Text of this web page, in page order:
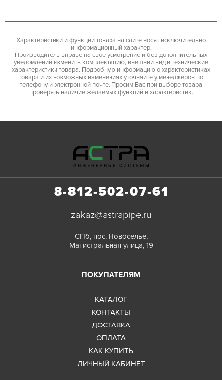
Характеристики и функции товара на сайте носят исключительно
информационный характер.
Производитель вправе на свое усмотрение и без дополнительных
уведомлений изменить комплектацию, внешний вид и технические
характеристики товара. Подробную информацию о характеристиках
товара и их возможных изменениях уточняйте у менеджеров по
телефону и электронной почте. Просим Вас при выборе товара
проверять наличие желаемых функций и характеристик.
8-812-502-07-61
zakaz@astrapipe.ru
СПб, пос. Новоселье,
Магистральная улица, 19
ПОКУПАТЕЛЯМ
КАТАЛОГ
КОНТАКТЫ
ДОСТАВКА
ОПЛАТА
КАК КУПИТЬ
ЛИЧНЫЙ КАБИНЕТ